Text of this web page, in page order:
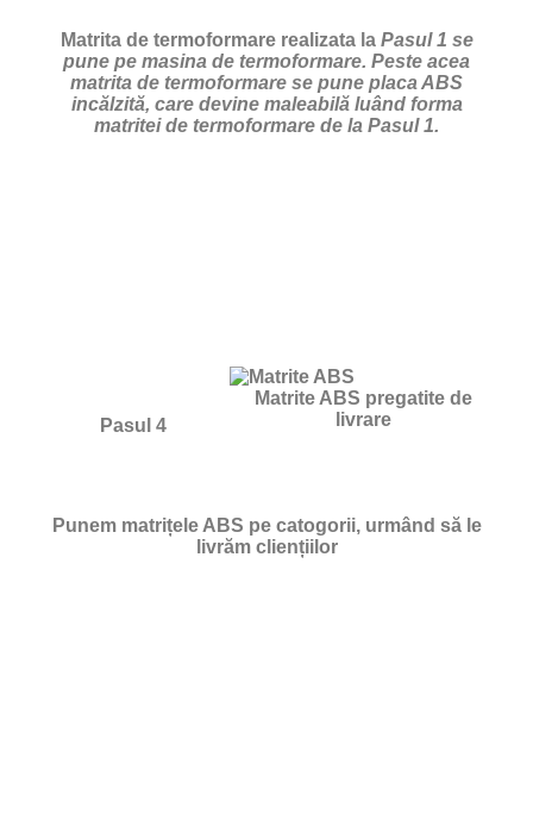
Matrita de termoformare realizata la Pasul 1 se
pune pe masina de termoformare. Peste acea
matrita de termoformare se pune placa ABS
incălzită, care devine maleabilă luând forma
matritei de termoformare de la Pasul 1.
Matrite ABS pregatite de
livrare
Pasul 4
Punem matrițele ABS pe catogorii, urmând să le
livrăm cliențiilor